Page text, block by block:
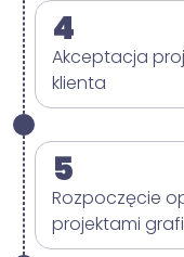
4
Akceptacja
klienta
5
Rozpoczęcie
projektami